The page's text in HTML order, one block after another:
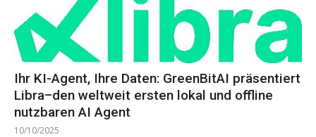
Ihr KI-Agent, Ihre Daten: GreenBitAI präsentiert
Libra–den weltweit ersten lokal und offline
nutzbaren AI Agent
10/10/2025